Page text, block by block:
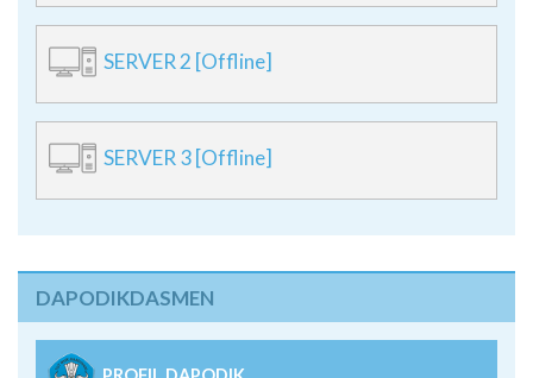
SERVER 2 [Offline]
SERVER 3 [Offline]
DAPODIKDASMEN